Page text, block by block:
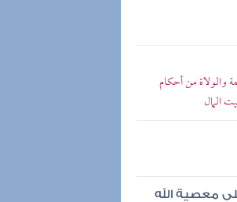
والولاة من أحكام
المال
معصية الله